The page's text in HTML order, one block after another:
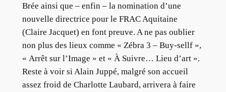
Brée ainsi que – enfin – la nomination d’une
nouvelle directrice pour le FRAC Aquitaine
(Claire Jacquet) en font preuve. A ne pas oublier
non plus des lieux comme « Zébra 3 – Buy-sellf »,
« Arrêt sur l’Image » et « À Suivre… Lieu d’art ».
Reste à voir si Alain Juppé, malgré son accueil
assez froid de Charlotte Laubard, arrivera à faire